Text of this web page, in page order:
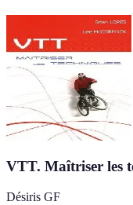
VTT. Maîtriser les
Désiris GF